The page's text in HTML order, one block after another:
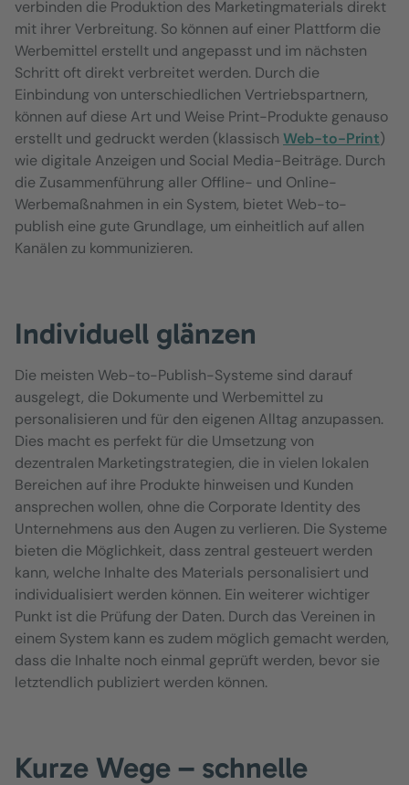
verbinden die Produktion des Marketingmaterials direkt
mit ihrer Verbreitung. So können auf einer Plattform die
Werbemittel erstellt und angepasst und im nächsten
Schritt oft direkt verbreitet werden. Durch die
Einbindung von unterschiedlichen Vertriebspartnern,
können auf diese Art und Weise Print-Produkte genauso
erstellt und gedruckt werden (klassisch Web-to-Print)
wie digitale Anzeigen und Social Media-Beiträge. Durch
die Zusammenführung aller Offline- und Online-
Werbemaßnahmen in ein System, bietet Web-to-
publish eine gute Grundlage, um einheitlich auf allen
Kanälen zu kommunizieren.
Individuell glänzen
Die meisten Web-to-Publish-Systeme sind darauf
ausgelegt, die Dokumente und Werbemittel zu
personalisieren und für den eigenen Alltag anzupassen.
Dies macht es perfekt für die Umsetzung von
dezentralen Marketingstrategien, die in vielen lokalen
Bereichen auf ihre Produkte hinweisen und Kunden
ansprechen wollen, ohne die Corporate Identity des
Unternehmens aus den Augen zu verlieren. Die Systeme
bieten die Möglichkeit, dass zentral gesteuert werden
kann, welche Inhalte des Materials personalisiert und
individualisiert werden können. Ein weiterer wichtiger
Punkt ist die Prüfung der Daten. Durch das Vereinen in
einem System kann es zudem möglich gemacht werden,
dass die Inhalte noch einmal geprüft werden, bevor sie
letztendlich publiziert werden können.
Kurze Wege – schnelle